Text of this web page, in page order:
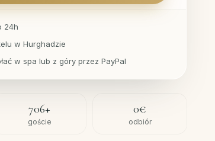
24h
w Hurghadzie
w spa lub z góry przez PayPal
706+
goście
0€
odbiór